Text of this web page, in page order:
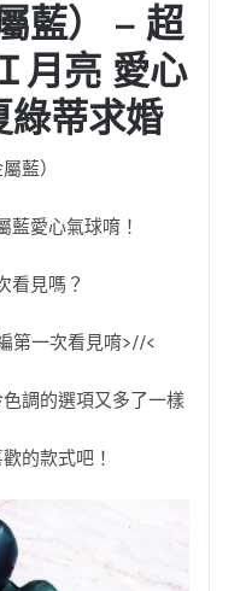
藍） – 超
月亮 愛心
綠蒂求婚
藍）
藍愛心氣球唷！
看見嗎？
第一次看見唷>//<
調的選項又多了一樣
的款式吧！